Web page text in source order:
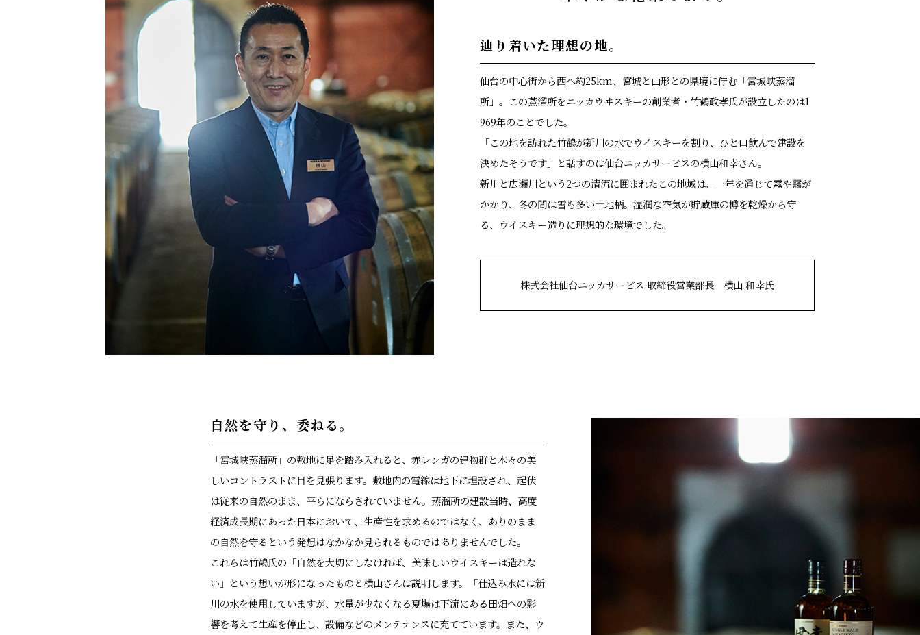
辿り着いた理想の地。
仙台の中心街から西へ約25km、宮城と山形との県境に佇む「宮城峡蒸溜
所」。この蒸溜所をニッカウヰスキーの創業者・竹鶴政孝氏が設立したのは1
969年のことでした。
「この地を訪れた竹鶴が新川の水でウイスキーを割り、ひと口飲んで建設を
決めたそうです」と話すのは仙台ニッカサービスの横山和幸さん。
新川と広瀬川という2つの清流に囲まれたこの地域は、一年を通じて霧や靄が
かかり、冬の間は雪も多い土地柄。湿潤な空気が貯蔵庫の樽を乾燥から守
る、ウイスキー造りに理想的な環境でした。
株式会社仙台ニッカサービス取締役営業部長 横山 和幸氏
自然を守り、委ねる。
「宮城峡蒸溜所」の敷地に足を踏み入れると、赤レンガの建物群と木々の美
しいコントラストに目を見張ります。敷地内の電線は地下に埋設され、起伏
は従来の自然のまま、平らにならされていません。蒸溜所の建設当時、高度
経済成長期にあった日本において、生産性を求めるのではなく、ありのまま
の自然を守るという発想はなかなか見られるものではありませんでした。
これらは竹鶴氏の「自然を大切にしなければ、美味しいウイスキーは造れな
い」という想いが形になったものと横山さんは説明します。「仕込み水には新
川の水を使用していますが、水量が少なくなる夏場は下流にある田畑への影
響を考えて生産を停止し、設備などのメンテナンスに充てています。また、ウ